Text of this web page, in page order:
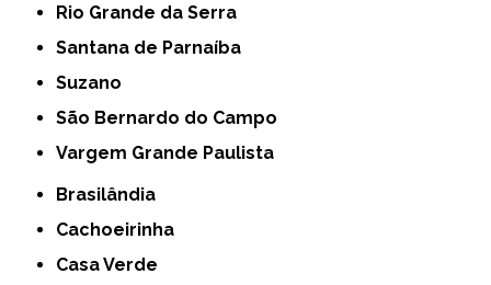
Rio Grande da Serra
Santana de Parnaíba
Suzano
São Bernardo do Campo
Vargem Grande Paulista
Brasilândia
Cachoeirinha
Casa Verde